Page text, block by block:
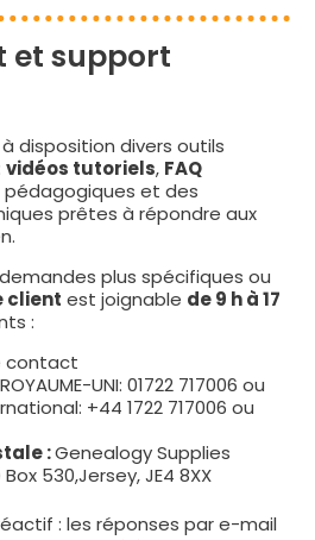
et support
disposition divers outils
vidéos tutoriels, FAQ
pédagogiques et des
prêtes à répondre aux
plus spécifiques ou
client est joignable de 9 h à 17
:
contact
ROYAUME-UNI: 01722 717006 ou
+44 1722 717006 ou
:Genealogy Supplies
530,Jersey, JE4 8XX
: les réponses par e-mail